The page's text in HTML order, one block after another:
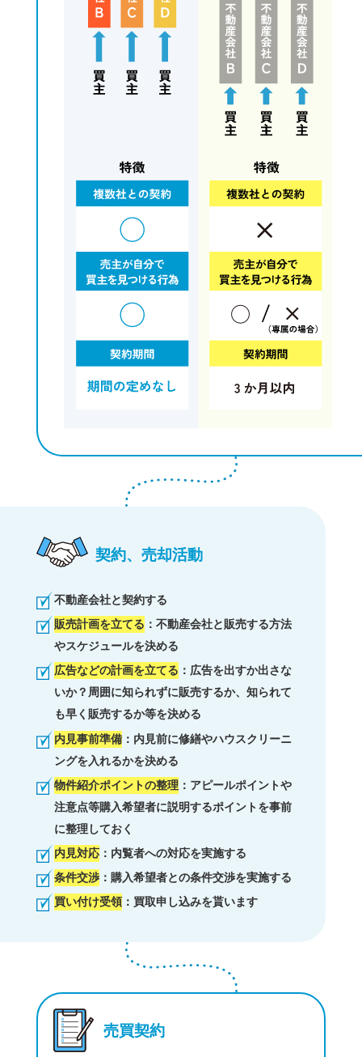
契約、売却活動
不動産会社と契約する
販売計画を立てる ：不動産会社と販売する方法
やスケジュールを決める
広告などの計画を立てる ：広告を出すか出さな
いか？周囲に知られずに販売するか、知られて
も早く販売するか等を決める
内見事前準備 ：内見前に修繕やハウスクリーニ
ングを入れるかを決める
物件紹介ポイントの整理 ：アピールポイントや
注意点等購入希望者に説明するポイントを事前
に整理しておく
内見対応 ：内覧者への対応を実施する
条件交渉：購入希望者との条件交渉を実施する
買い付け受領：買取申し込みを貰います
売買契約